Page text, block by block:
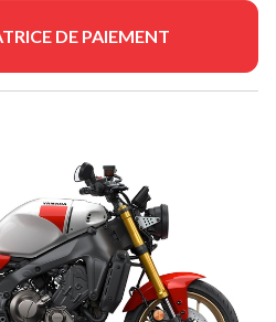
DE PAIEMENT